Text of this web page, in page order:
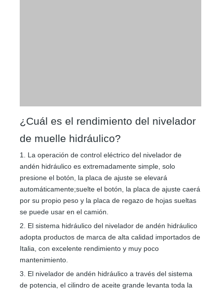
¿Cuál es el rendimiento del nivelador
de muelle hidráulico?
1. La operación de control eléctrico del nivelador de
andén hidráulico es extremadamente simple, solo
presione el botón, la placa de ajuste se elevará
automáticamente;suelte el botón, la placa de ajuste caerá
por su propio peso y la placa de regazo de hojas sueltas
se puede usar en el camión.
2. El sistema hidráulico del nivelador de andén hidráulico
adopta productos de marca de alta calidad importados de
Italia, con excelente rendimiento y muy poco
mantenimiento.
3. El nivelador de andén hidráulico a través del sistema
de potencia, el cilindro de aceite grande levanta toda la